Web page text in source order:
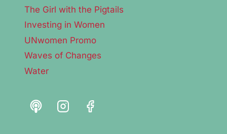
The Girl with the Pigtails
Investing in Women
UNwomen Promo
Waves of Changes
Water